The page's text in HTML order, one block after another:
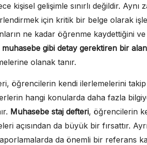
kişisel gelişimle sınırlı değildir.
için kritik bir belge olarak
ne kadar öğrenme kaydettiğini ve
muhasebe gibi detay gerektiren bir
olanak tanır.
öğrencilerin kendi ilerlemelerini
hangi konularda daha fazla
Muhasebe staj defteri, öğrencilerin
açısından da büyük bir fırsattır.
da önemli bir referans